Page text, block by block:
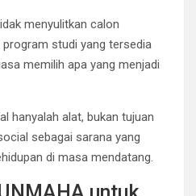
menyulitkan calon
studi yang tersedia
memilih apa yang menjadi
hanyalah alat, bukan tujuan
sebagai sarana yang
di masa mendatang.